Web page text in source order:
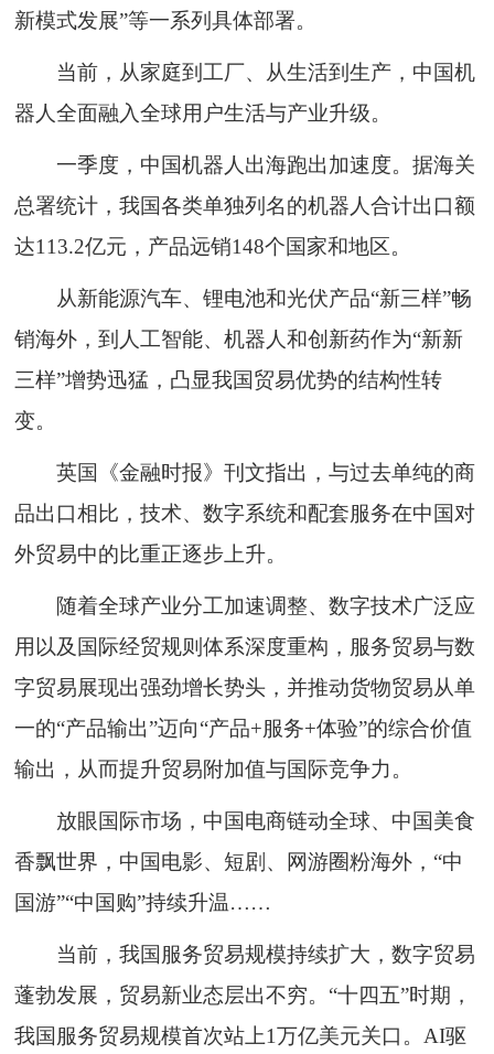
新模式发展”等一系列具体部署。
当前，从家庭到工厂、从生活到生产，中国机
器人全面融入全球用户生活与产业升级。
一季度，中国机器人出海跑出加速度。据海关
总署统计，我国各类单独列名的机器人合计出口额
达113.2亿元，产品远销148个国家和地区。
从新能源汽车、锂电池和光伏产品“新三样”畅
销海外，到人工智能、机器人和创新药作为“新新
三样”增势迅猛，凸显我国贸易优势的结构性转
变。
英国《金融时报》刊文指出，与过去单纯的商
品出口相比，技术、数字系统和配套服务在中国对
外贸易中的比重正逐步上升。
随着全球产业分工加速调整、数字技术广泛应
用以及国际经贸规则体系深度重构，服务贸易与数
字贸易展现出强劲增长势头，并推动货物贸易从单
一的“产品输出”迈向“产品+服务+体验”的综合价值
输出，从而提升贸易附加值与国际竞争力。
放眼国际市场，中国电商链动全球、中国美食
香飘世界，中国电影、短剧、网游圈粉海外，“中
国游”“中国购”持续升温……
当前，我国服务贸易规模持续扩大，数字贸易
蓬勃发展，贸易新业态层出不穷。“十四五”时期，
我国服务贸易规模首次站上1万亿美元关口。AI驱